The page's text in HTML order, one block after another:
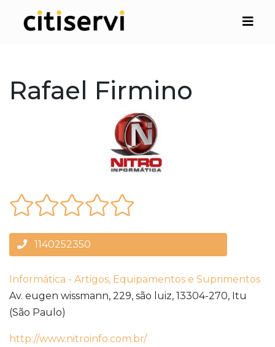
Rafael Firmino
1140252350
Informática - Artigos, Equipamentos e Suprimentos
Av. eugen wissmann, 229, são luiz, 13304-270, Itu
(São Paulo)
http://www.nitroinfo.com.br/